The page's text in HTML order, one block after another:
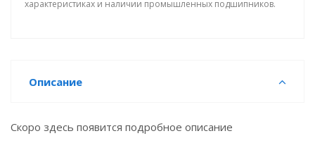
характеристиках и наличии промышленных подшипников.
Описание
Скоро здесь появится подробное описание